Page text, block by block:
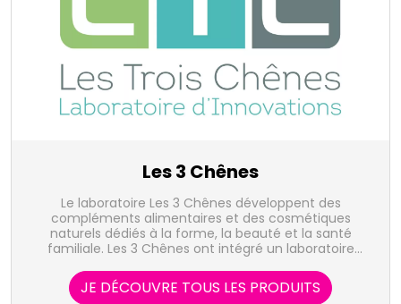
Les 3 Chênes
Le laboratoire Les 3 Chênes développent des
compléments alimentaires et des cosmétiques
naturels dédiés à la forme, la beauté et la santé
familiale. Les 3 Chênes ont intégré un laboratoire
l'intégralité de la fabrication à la distribution des
produits présentés.
JE DÉCOUVRE TOUS LES PRODUITS